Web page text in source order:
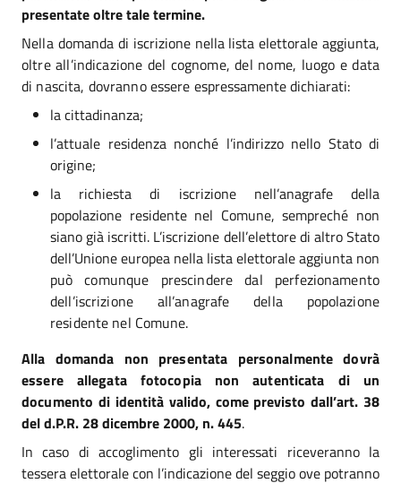
presentate oltre tale termine.
Nella domanda di iscrizione nella lista elettorale aggiunta,
oltre all’indicazione del cognome, del nome, luogo e data
di nascita, dovranno essere espressamente dichiarati:
la cittadinanza;
l’attuale residenza nonché l’indirizzo nello Stato di
origine;
la richiesta di iscrizione nell’anagrafe della
popolazione residente nel Comune, sempreché non
siano già iscritti. L’iscrizione dell’elettore di altro Stato
dell’Unione europea nella lista elettorale aggiunta non
può comunque prescindere dal perfezionamento
dell’iscrizione all’anagrafe della popolazione
residente nel Comune.
Alla domanda non presentata personalmente dovrà
essere allegata fotocopia non autenticata di un
documento di identità valido, come previsto dall’art. 38
del d.P.R. 28 dicembre 2000, n. 445.
In caso di accoglimento gli interessati riceveranno la
tessera elettorale con l’indicazione del seggio ove potranno